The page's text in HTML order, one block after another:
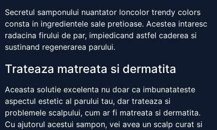
Secretul samponului nuantator loncolor trendy colors
consta in ingredientele sale pretioase. Acestea intaresc
radacina firului de par, impiedicand astfel caderea si
sustinand regenerarea parului.
Trateaza matreata si dermatita
Aceasta solutie excelenta nu doar ca imbunatateste
aspectul estetic al parului tau, dar trateaza si
problemele scalpului, cum ar fi matreata si dermatita.
Cu ajutorul acestui sampon, vei avea un scalp curat si